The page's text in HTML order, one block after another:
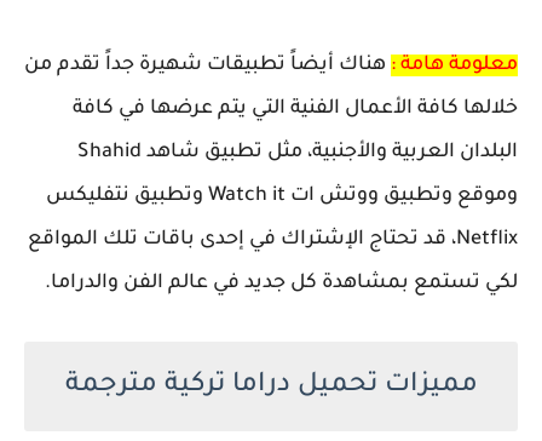
معلومة هامة : هناك أيضاً تطبيقات شهيرة جداً تقدم من
خلالها كافة الأعمال الفنية التي يتم عرضها في كافة
البلدان العربية والأجنبية، مثل تطبيق شاهد Shahid
وموقع وتطبيق ووتش ات Watch it وتطبيق نتفليكس
Netflix، قد تحتاج الإشتراك في إحدى باقات تلك المواقع
لكي تستمع بمشاهدة كل جديد في عالم الفن والدراما.
مميزات تحميل دراما تركية مترجمة